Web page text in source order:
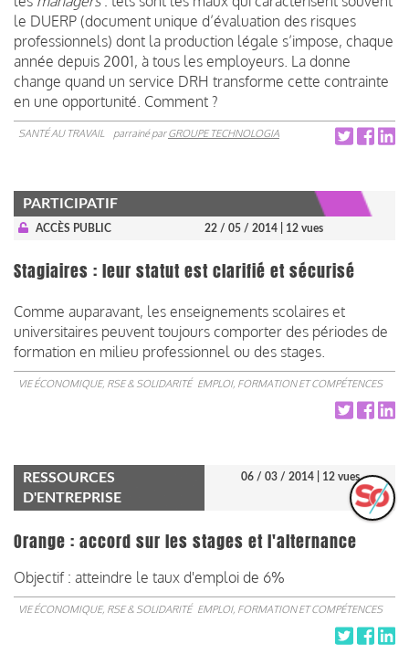
le DUERP (document unique d’évaluation des risques
professionnels) dont la production légale s’impose, chaque
année depuis 2001, à tous les employeurs. La donne
change quand un service DRH transforme cette contrainte
en une opportunité. Comment ?
SANTÉ AU TRAVAIL parrainé parGROUPE TECHNOLOGIA
PARTICIPATIF
ACCÈS PUBLIC 22 / 05 / 2014 | 12 vues
Stagiaires : leur statut est clarifié et sécurisé
Comme auparavant, les enseignements scolaires et
universitaires peuvent toujours comporter des périodes de
formation en milieu professionnel ou des stages.
VIE ÉCONOMIQUE, RSE & SOLIDARITÉ EMPLOI, FORMATION ET COMPÉTENCES
RESSOURCES
D'ENTREPRISE
06 / 03 / 2014 | 12 vues
Orange : accord sur les stages et l'alternance
Objectif : atteindre le taux d'emploi de 6%
VIE ÉCONOMIQUE, RSE & SOLIDARITÉ EMPLOI, FORMATION ET COMPÉTENCES